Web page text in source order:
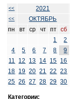
<< 2021
<<
ОКТЯБРЬ
пн вт ср чт пт сб
1
2
4
5 6 7 8 9
11
12 13 14 15 16
18 19 20 21 22 23
25 26 27 28 29 30
Категории: